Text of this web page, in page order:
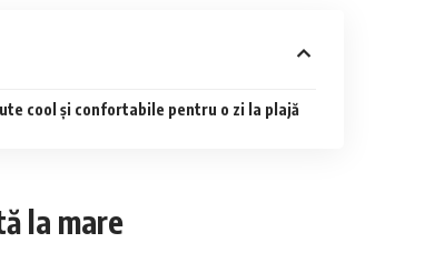
cool și confortabile pentru o zi la plajă
la mare